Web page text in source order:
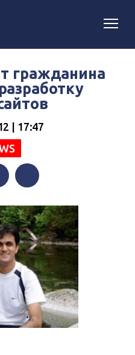
гражданина
| 17:47